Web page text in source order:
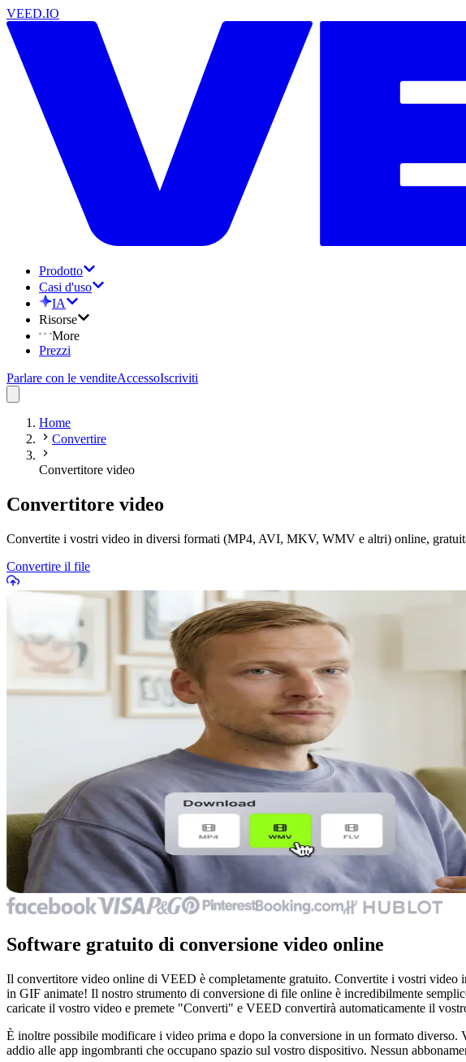
VEED.IO
Prodotto
Casi d'uso
IA
Risorse
More
Prezzi
Parlare con le venditeAccessoIscriviti
Home
Convertire
Convertitore video
Convertitore video
Convertite i vostri video in diversi formati (MP4, AVI, MKV, WMV e altri) online,
Convertire il file
Software gratuito di conversione video online
Il convertitore video online di VEED è completamente gratuito. Convertite i vostri
in GIF animate! Il nostro strumento di conversione di file online è incredibilmente
caricate il vostro video e premete "Converti" e VEED convertirà automaticamente il
È inoltre possibile modificare i video prima e dopo la conversione in un formato
addio alle app ingombranti che occupano spazio sul vostro dispositivo. Nessun